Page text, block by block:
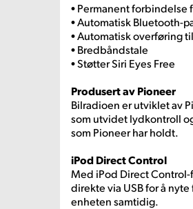
• Permanent forbindelse
• Automatisk Bluetooth-
• Automatisk overføring
• Bredbåndstale
• Støtter Siri Eyes Free
Produsert av Pioneer
Bilradioen er utviklet av
som utvidet lydkontroll
som Pioneer har holdt.
iPod Direct Control
Med iPod Direct
direkte via USB for å
enheten samtidig.